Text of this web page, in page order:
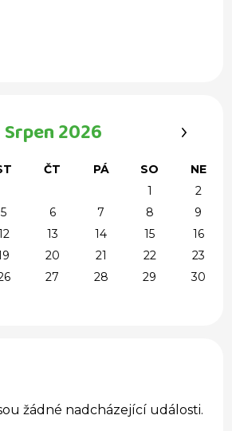
Srpen 2026
ČT PÁ SO
NE
1
2
5 6 7 8
9
13 14 15
16
20 21 22
23
27 28 29
30
žádné nadcházející události.